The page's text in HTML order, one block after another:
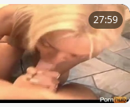
27:59